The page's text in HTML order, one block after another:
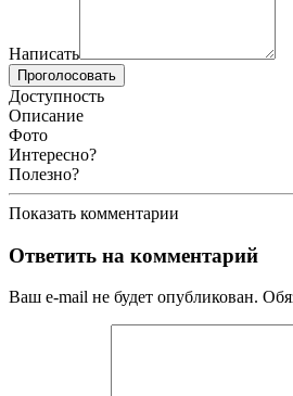
Написать
Проголосовать
Доступность
Описание
Фото
Интересно?
Полезно?
Показать комментарии
Ответить на комментарий
Ваш e-mail не будет опубликован.